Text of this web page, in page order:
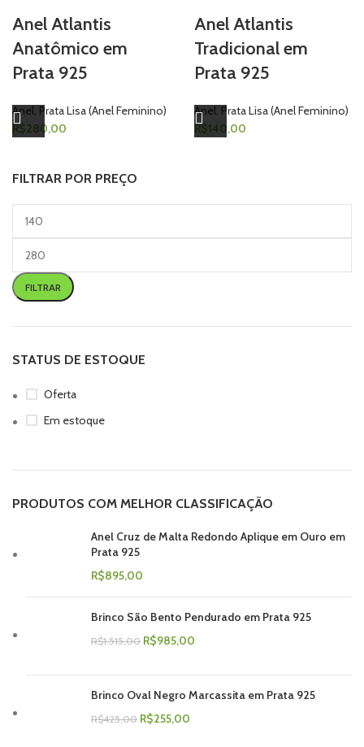
FILTRAR POR PREÇO
FILTRAR
STATUS DE ESTOQUE
Oferta
Em estoque
PRODUTOS COM MELHOR CLASSIFICAÇÃO
Anel Cruz de Malta Redondo Aplique em Ouro em
Prata 925
R$895,00
Brinco São Bento Pendurado em Prata 925
R$1.515,00 R$985,00
Brinco Oval Negro Marcassita em Prata 925
R$425,00 R$255,00
Anel Atlantis
Anatômico em
Prata 925
Anel, Prata Lisa (Anel Feminino)
R$280,00
Anel Atlantis
Tradicional em
Prata 925
Anel, Prata Lisa (Anel Feminino)
R$140,00